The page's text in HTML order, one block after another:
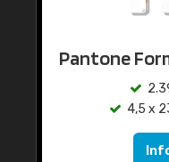
Pantone
4,5 x